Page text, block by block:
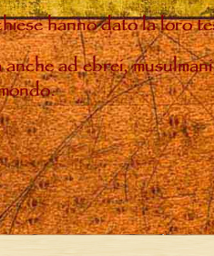
hanno dato la loro
anche ad ebrei,